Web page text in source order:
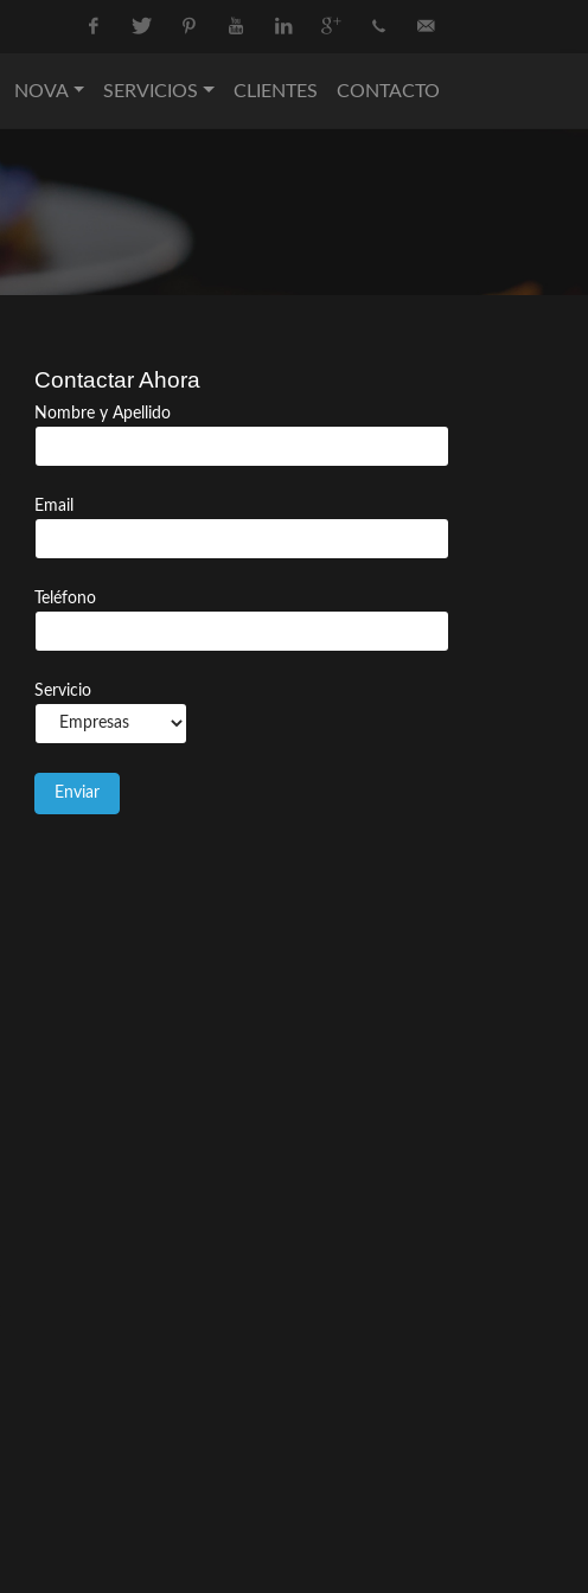
NOVA SERVICIOS CLIENTES CONTACTO
Contactar Ahora
Nombre y Apellido
Email
Teléfono
Servicio